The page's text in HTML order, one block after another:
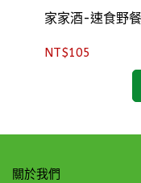
家家酒-速食野
NT$105
關於我們